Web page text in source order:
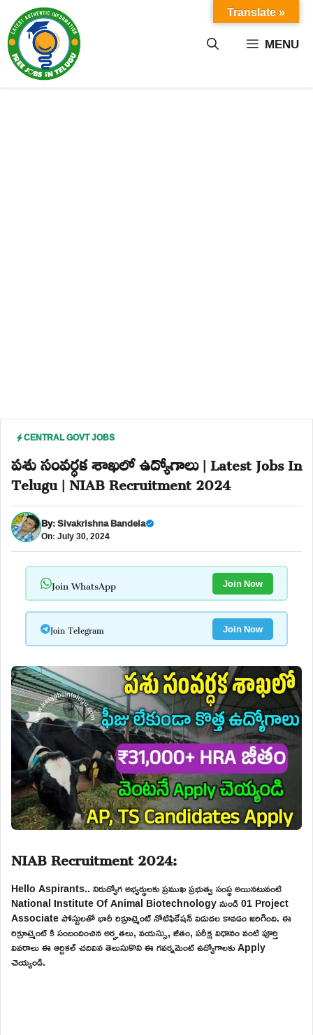
content MENU
CENTRAL GOVT JOBS
పశు సంవర్ధక శాఖలో ఉద్యోగాలు | Latest Jobs In
Telugu | NIAB Recruitment 2024
By:Sivakrishna Bandela
On: July 30, 2024
Join WhatsApp Join Now
Join Telegram Join Now
NIAB Recruitment 2024:
Hello Aspirants.. నిరుద్యోగ అభ్యర్థులకు ప్రముఖ ప్రభుత్వ సంస్థ అయినటువంటి
National Institute Of Animal Biotechnology నుండి 01 Project
Associate పోస్టులతో భారీ రిక్రూట్మెంట్ నోటిఫికేషన్ విడుదల కావడం జరిగింది. ఈ
రిక్రూట్మెంట్ కి సంబందించిన అర్హతలు, వయస్సు, జీతం, పరీక్ష విధానం వంటి పూర్తి
వివరాలు ఈ ఆర్టికల్ చదివిన తెలుసుకొని ఈ గవర్నమెంట్ ఉద్యోగాలకు Apply
చెయ్యండి.
Translate »